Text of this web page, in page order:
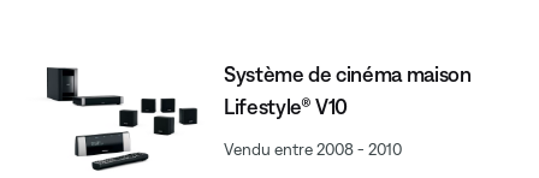
Système de cinéma maison
Lifestyle® V10
Vendu entre 2008 - 2010